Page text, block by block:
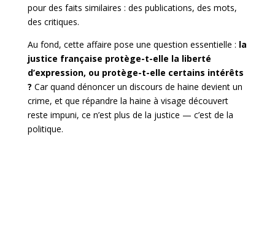
pour des faits similaires : des publications, des mots,
des critiques.
Au fond, cette affaire pose une question essentielle : la
justice française protège-t-elle la liberté
d’expression, ou protège-t-elle certains intérêts
? Car quand dénoncer un discours de haine devient un
crime, et que répandre la haine à visage découvert
reste impuni, ce n’est plus de la justice — c’est de la
politique.